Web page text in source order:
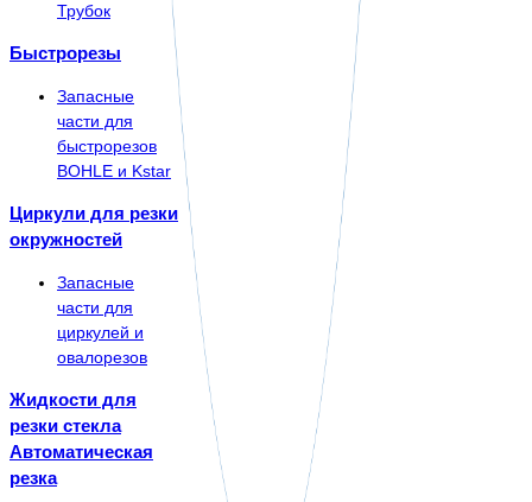
Трубок
Быстрорезы
Запасные
части для
быстрорезов
BOHLE и Kstar
Циркули для резки
окружностей
Запасные
части для
циркулей и
овалорезов
Жидкости для
резки стекла
Автоматическая
резка